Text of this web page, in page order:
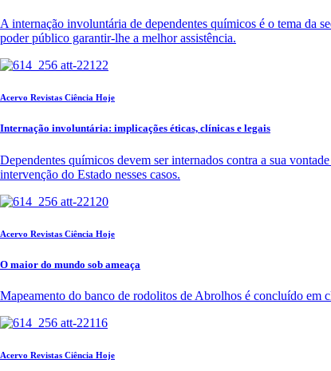
A internação involuntária de dependentes químicos é o tema da
poder público garantir-lhe a melhor assistência.
Acervo Revistas Ciência Hoje
Internação involuntária: implicações éticas, clínicas e legais
Dependentes químicos devem ser internados contra a sua
intervenção do Estado nesses casos.
Acervo Revistas Ciência Hoje
O maior do mundo sob ameaça
Mapeamento do banco de rodolitos de Abrolhos é concluído em
Acervo Revistas Ciência Hoje